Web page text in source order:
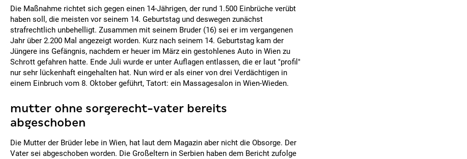
Die Maßnahme richtet sich gegen einen 14-Jährigen, der rund 1.500 Einbrüche verübt
haben soll, die meisten vor seinem 14. Geburtstag und deswegen zunächst
strafrechtlich unbehelligt. Zusammen mit seinem Bruder (16) sei er im vergangenen
Jahr über 2.200 Mal angezeigt worden. Kurz nach seinem 14. Geburtstag kam der
Jüngere ins Gefängnis, nachdem er heuer im März ein gestohlenes Auto in Wien zu
Schrott gefahren hatte. Ende Juli wurde er unter Auflagen entlassen, die er laut "profil"
nur sehr lückenhaft eingehalten hat. Nun wird er als einer von drei Verdächtigen in
einem Einbruch vom 8. Oktober geführt, Tatort: ein Massagesalon in Wien-Wieden.
mutter ohne sorgerecht-vater bereits
abgeschoben
Die Mutter der Brüder lebe in Wien, hat laut dem Magazin aber nicht die Obsorge. Der
Vater sei abgeschoben worden. Die Großeltern in Serbien haben dem Bericht zufolge